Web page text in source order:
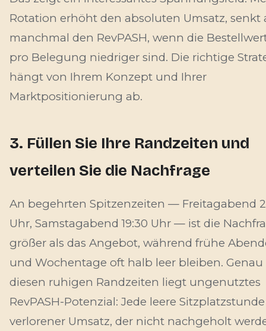
Rotation erhöht den absoluten Umsatz, senkt
manchmal den RevPASH, wenn die
pro Belegung niedriger sind. Die richtige
hängt von Ihrem Konzept und Ihrer
Marktpositionierung ab.
3. Füllen Sie Ihre Randzeiten und
verteilen Sie die Nachfrage
An begehrten Spitzenzeiten — Freitagabend
Uhr, Samstagabend 19:30 Uhr — ist die
größer als das Angebot, während frühe
und Wochentage oft halb leer bleiben. Genau
diesen ruhigen Randzeiten liegt ungenutztes
RevPASH-Potenzial: Jede leere
verlorener Umsatz, der nicht nachgeholt